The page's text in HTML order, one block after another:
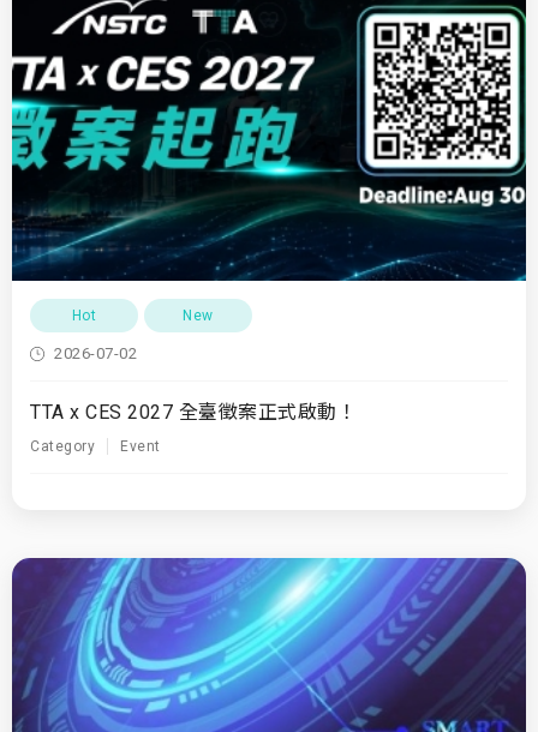
Hot New
2026-07-02
TTA x CES 2027 全臺徵案正式啟動！
Category Event